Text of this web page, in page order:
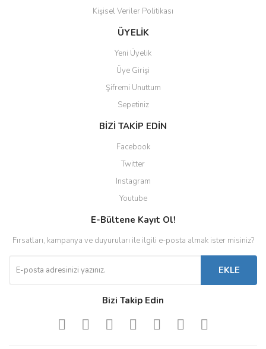
Kişisel Veriler Politikası
ÜYELİK
Yeni Üyelik
Üye Girişi
Şifremi Unuttum
Sepetiniz
BİZİ TAKİP EDİN
Facebook
Twitter
Instagram
Youtube
E-Bültene Kayıt Ol!
Fırsatları, kampanya ve duyuruları ile ilgili e-posta almak ister misiniz?
EKLE
Bizi Takip Edin